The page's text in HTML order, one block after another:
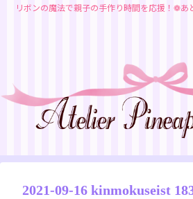
リボンの魔法で親子の手作り時間を応援！❁
2021-09-16 kinmokuseist